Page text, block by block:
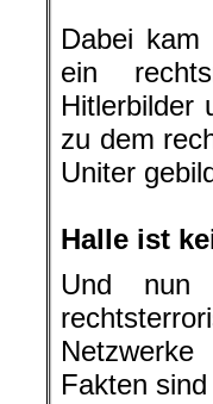
Dabei
ein
Hitlerbilder
zu dem
Uniter
Halle ist
Und
Fakten